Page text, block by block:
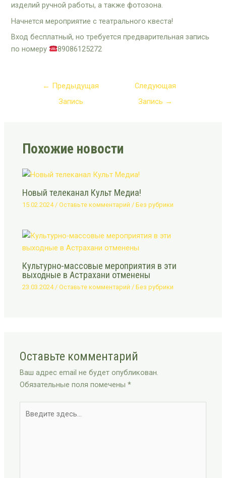
изделий ручной работы, а также фотозона.
Начнется мероприятие с театрального квеста!
Вход бесплатный, но требуется предварительная запись
по номеру
89086125272
← Предыдущая
Запись
Следующая
Запись →
Похожие новости
Новый телеканал Культ Медиа!
15.02.2024/Оставьте комментарий /Без рубрики
Культурно-массовые мероприятия в эти
выходные в Астрахани отменены
23.03.2024 /Оставьте комментарий /Без рубрики
Оставьте комментарий
Ваш адрес email не будет опубликован.
Обязательные поля помечены*
здесь...